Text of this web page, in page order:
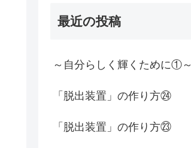
最近の投稿
～自分らしく輝くために①～
「脱出装置」の作り方㉔
「脱出装置」の作り方㉓